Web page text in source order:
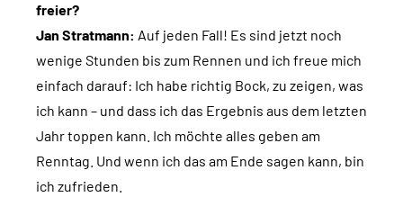
freier?
Jan Stratmann: Auf jeden Fall! Es sind jetzt noch
wenige Stunden bis zum Rennen und ich freue mich
einfach darauf: Ich habe richtig Bock, zu zeigen, was
ich kann – und dass ich das Ergebnis aus dem letzten
Jahr toppen kann. Ich möchte alles geben am
Renntag. Und wenn ich das am Ende sagen kann, bin
ich zufrieden.